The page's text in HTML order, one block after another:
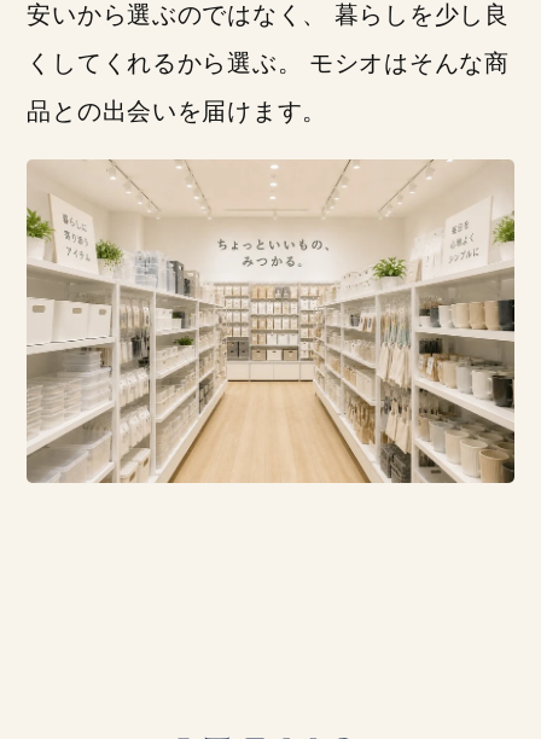
安いから選ぶのではなく、 暮らしを少し良
くしてくれるから選ぶ。 モシオはそんな商
品との出会いを届けます。